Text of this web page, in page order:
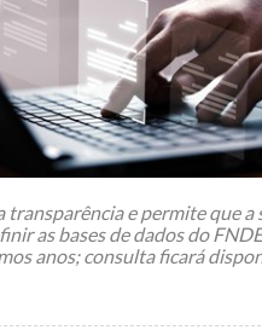
transparência e permite que a
as bases de dados do
anos; consulta ficará